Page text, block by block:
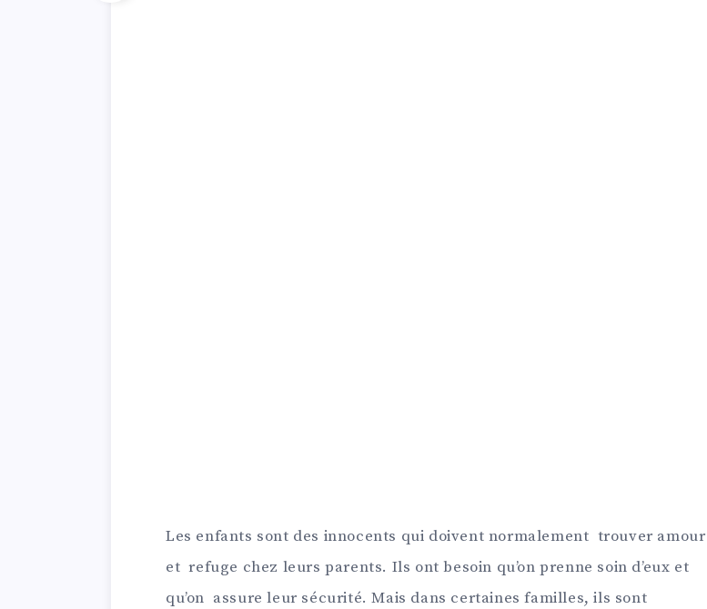
Les enfants sont des innocents qui doivent normalement trouver amour
et refuge chez leurs parents. Ils ont besoin qu’on prenne soin d’eux et
qu’on assure leur sécurité. Mais dans certaines familles, ils sont